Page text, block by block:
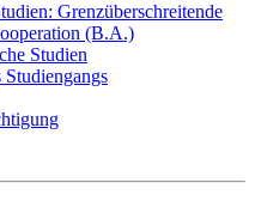
Grenzüberschreitende
(B.A.)
Studien